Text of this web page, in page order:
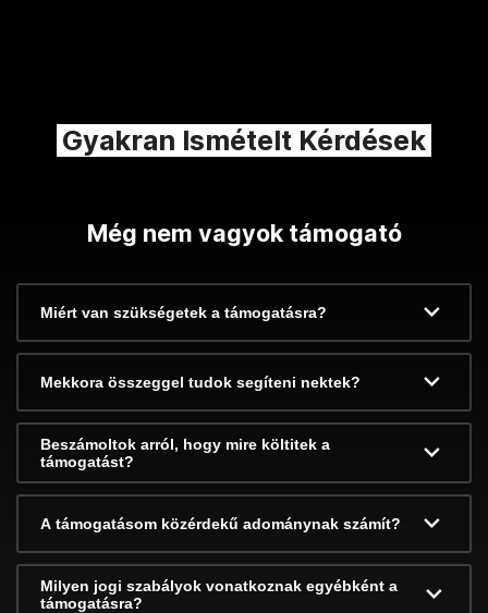
Gyakran Ismételt Kérdések
Még nem vagyok támogató
Miért van szükségetek a támogatásra?
Mekkora összeggel tudok segíteni nektek?
Beszámoltok arról, hogy mire költitek a
támogatást?
A támogatásom közérdekű adománynak számít?
Milyen jogi szabályok vonatkoznak egyébként a
támogatásra?